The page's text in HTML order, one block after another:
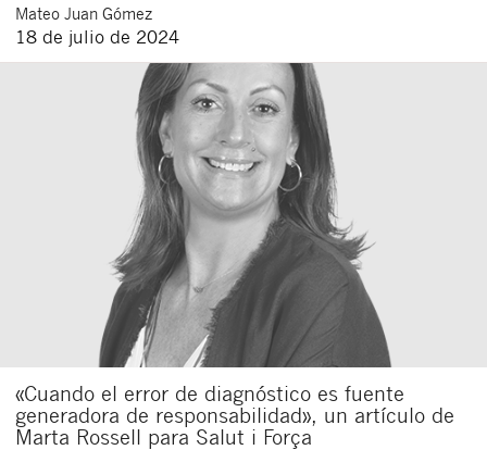
Mateo Juan Gómez
18 de julio de 2024
«Cuando el error de diagnóstico es fuente
generadora de responsabilidad», un artículo de
Marta Rossell para Salut i Força